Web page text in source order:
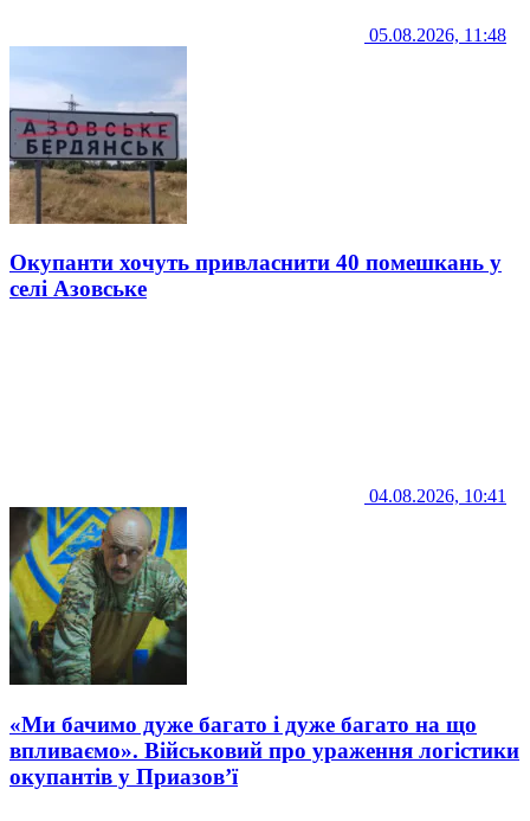
05.08.2026, 11:48
Окупанти хочуть привласнити 40 помешкань у
селі Азовське
04.08.2026, 10:41
«Ми бачимо дуже багато і дуже багато на що
впливаємо». Військовий про ураження логістики
окупантів у Приазов’ї